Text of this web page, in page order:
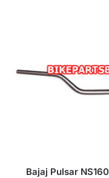
Bajaj Pulsar